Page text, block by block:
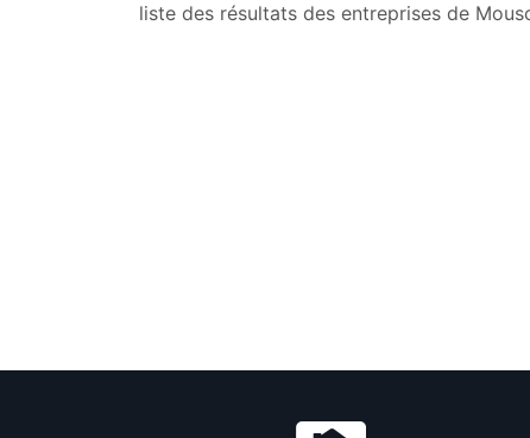
liste des résultats des entreprises de